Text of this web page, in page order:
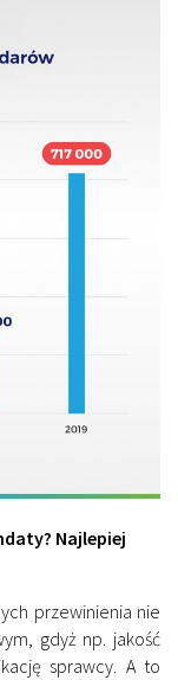
Najlepiej
przewinienia nie
gdyż np. jakość
sprawcy. A to